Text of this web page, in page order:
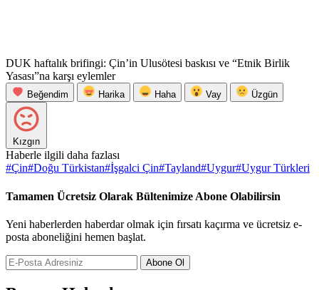
DUK haftalık brifingi: Çin’in Ulusötesi baskısı ve “Etnik Birlik
Yasası”na karşı eylemler
Beğendim Harika Haha Vay Üzgün
Kızgın
Haberle ilgili daha fazlası
#Çin#Doğu Türkistan#İşgalci Çin#Tayland#Uygur#Uygur Türkleri
Tamamen Ücretsiz Olarak Bültenimize Abone Olabilirsin
Yeni haberlerden haberdar olmak için fırsatı kaçırma ve ücretsiz e-
posta aboneliğini hemen başlat.
Abone Ol